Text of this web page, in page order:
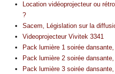
Location vidéoprojecteur ou
?
Sacem, Législation sur la
Videoprojecteur Vivitek 3341
Pack lumière 1 soirée
Pack lumière 2 soirée
Pack lumière 3 soirée